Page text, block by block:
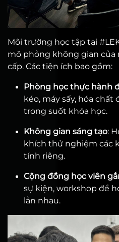
Môi trường học tập tại
mô phỏng không gian của
cấp. Các tiện ích bao gồm:
Phòng học thực hành
kéo, máy sấy, hóa
trong suốt khóa học.
Không gian sáng tạo:
khích thử nghiệm các
tính riêng.
Cộng đồng học viên
sự kiện, workshop để
lẫn nhau.